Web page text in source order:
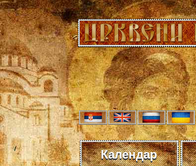
Календар